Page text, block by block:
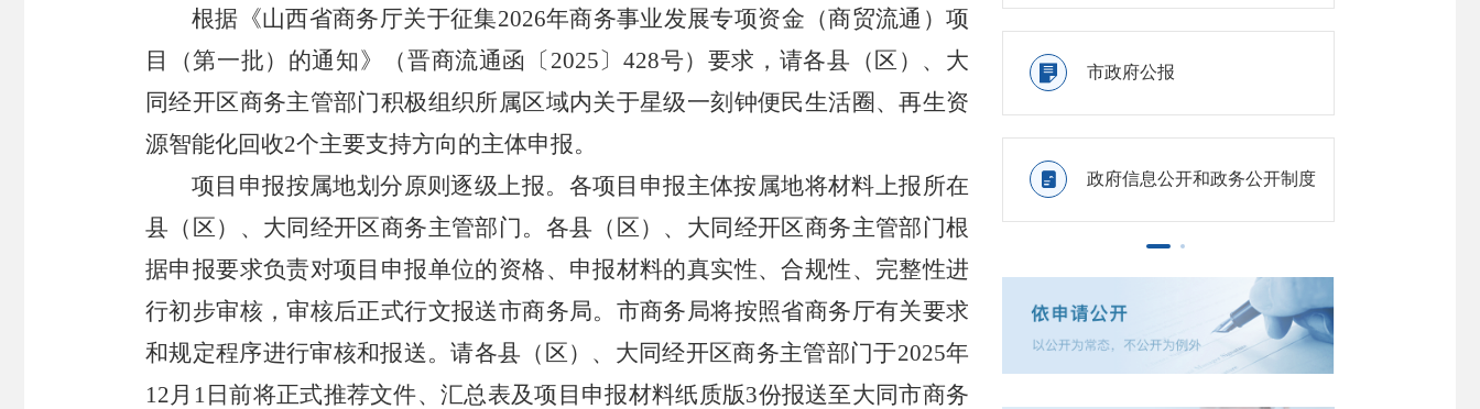
根据《山西省商务厅关于征集2026年商务事业发展专项资金（商贸流通）项
目（第一批）的通知》（晋商流通函〔2025〕428号）要求，请各县（区）、大
同经开区商务主管部门积极组织所属区域内关于星级一刻钟便民生活圈、再生资
源智能化回收2个主要支持方向的主体申报。
项目申报按属地划分原则逐级上报。各项目申报主体按属地将材料上报所在
县（区）、大同经开区商务主管部门。各县（区）、大同经开区商务主管部门根
据申报要求负责对项目申报单位的资格、申报材料的真实性、合规性、完整性进
行初步审核，审核后正式行文报送市商务局。市商务局将按照省商务厅有关要求
和规定程序进行审核和报送。请各县（区）、大同经开区商务主管部门于2025年
12月1日前将正式推荐文件、汇总表及项目申报材料纸质版3份报送至大同市商务
 市政府公报
 政府信息公开和政务公开制度